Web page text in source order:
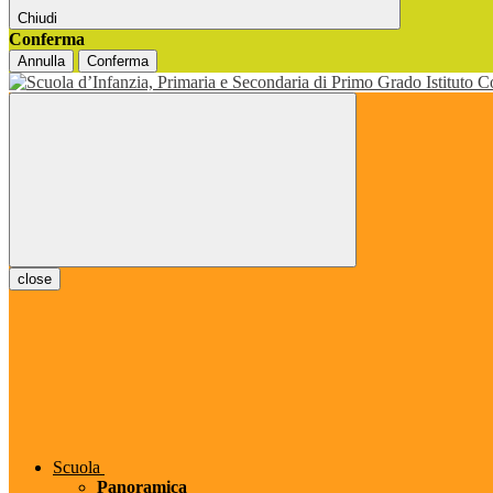
Chiudi
Conferma
Annulla Conferma
close
Scuola
Panoramica